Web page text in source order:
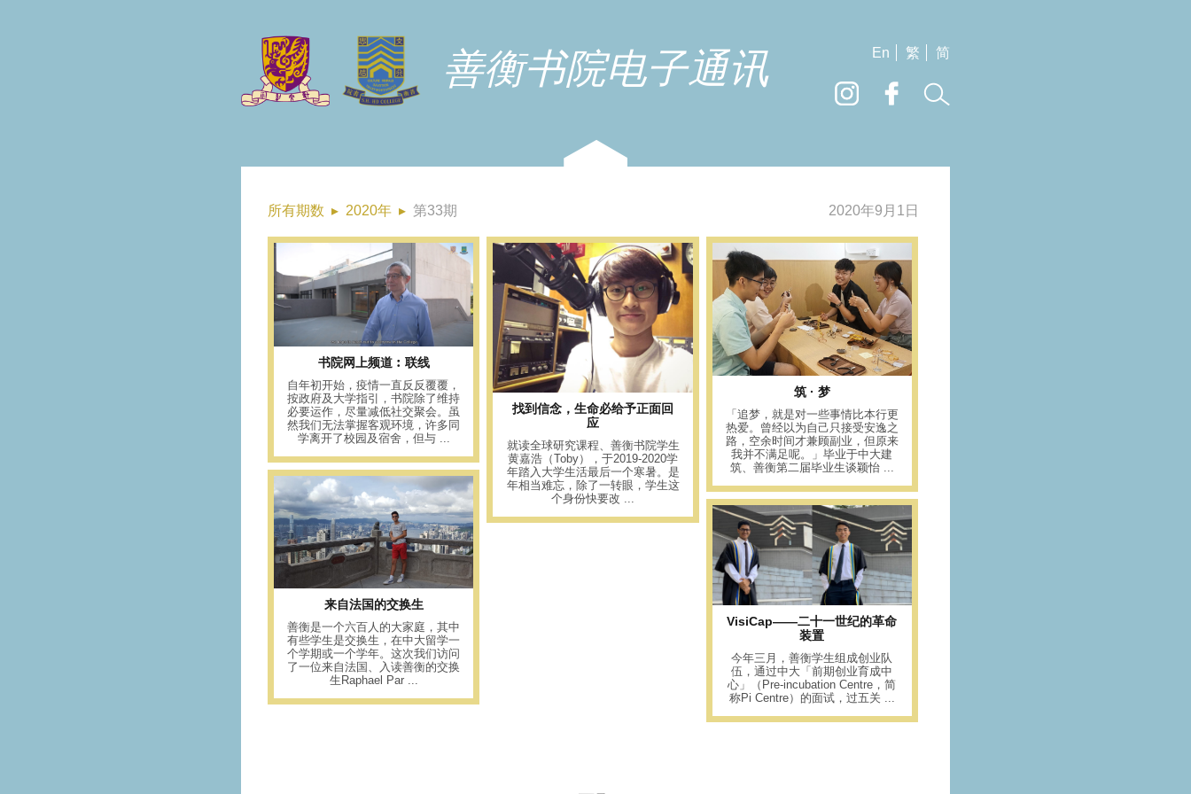
善衡书院电子通讯 En 繁 简
所有期数 ▸ 2020年 ▸ 第33期 2020年9月1日
书院网上频道︰联线
自年初开始，疫情一直反反覆覆，
按政府及大学指引，书院除了维持
必要运作，尽量减低社交聚会。虽
然我们无法掌握客观环境，许多同
学离开了校园及宿舍，但与 ...
找到信念，生命必给予正面回
应
就读全球研究课程、善衡书院学生
黄嘉浩（Toby），于2019-2020学
年踏入大学生活最后一个寒暑。是
年相当难忘，除了一转眼，学生这
个身份快要改 ...
筑 · 梦
「追梦，就是对一些事情比本行更
热爱。曾经以为自己只接受安逸之
路，空余时间才兼顾副业，但原来
我并不满足呢。」毕业于中大建
筑、善衡第二届毕业生谈颖怡 ...
来自法国的交换生
善衡是一个六百人的大家庭，其中
有些学生是交换生，在中大留学一
个学期或一个学年。这次我们访问
了一位来自法国、入读善衡的交换
生Raphael Par ...
VisiCap——二十一世纪的革命
装置
今年三月，善衡学生组成创业队
伍，通过中大「前期创业育成中
心」（Pre-incubation Centre，简
称Pi Centre）的面试，过五关 ...